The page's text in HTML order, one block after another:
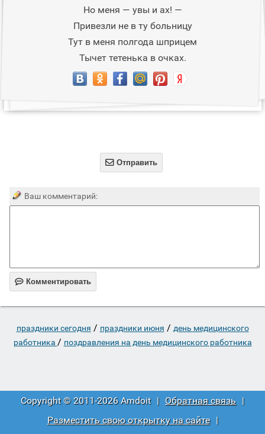
Но меня — увы и ах! —
Привезли не в ту больницу
Тут в меня полгода шприцем
Тычет тетенька в очках.
 Отправить
Ваш комментарий:
 Комментировать
праздники сегодня / праздники июня / день медицинского
работника / поздравления на день медицинского работника
Copyright © 2011-2026 Amdoit | Обратная связь |
Разместить свою открытку на сайте
|